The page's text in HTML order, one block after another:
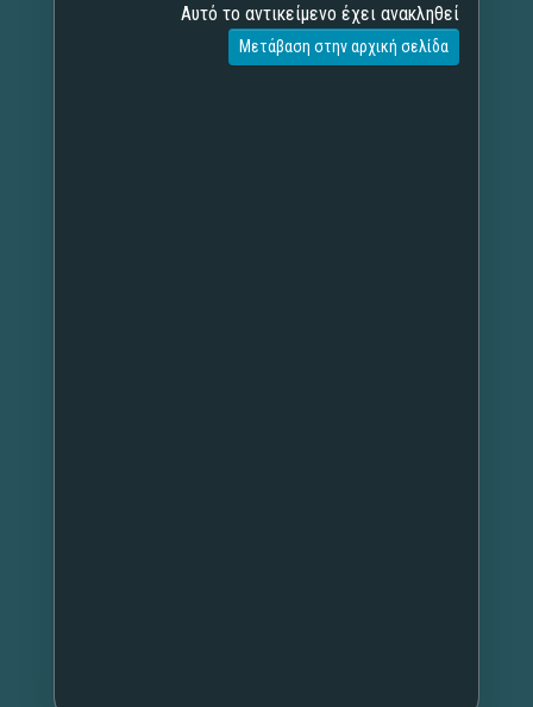
Αυτό το αντικείμενο έχει ανακληθεί
Μετάβαση στην αρχική σελίδα